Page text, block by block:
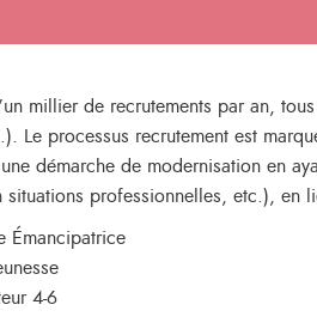
millier de recrutements par an,
Le processus recrutement est
démarche de modernisation en
professionnelles, etc.), en
Émancipatrice
4-6